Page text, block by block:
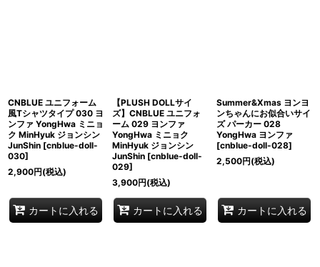
CNBLUE ユニフォーム
風Tシャツタイプ 030 ヨ
ンファ YongHwa ミニョ
ク MinHyuk ジョンシン
JunShin [cnblue-doll-
030]
2,900円(税込)
カートに入れる
【PLUSH DOLLサイ
ズ】CNBLUE ユニフォ
ーム 029 ヨンファ
YongHwa ミニョク
MinHyuk ジョンシン
JunShin [cnblue-doll-
029]
3,900円(税込)
カートに入れる
Summer&Xmas ヨンヨ
ンちゃんにお似合いサイ
ズ パーカー 028
YongHwa ヨンファ
[cnblue-doll-028]
2,500円(税込)
カートに入れる